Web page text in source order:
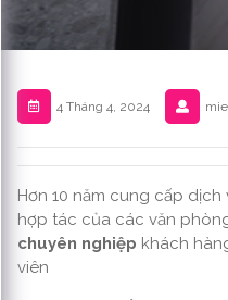
4 Tháng 4, 2024
Hơn 10 năm cung cấp
hợp tác của các văn
chuyên nghiệp khách
viên